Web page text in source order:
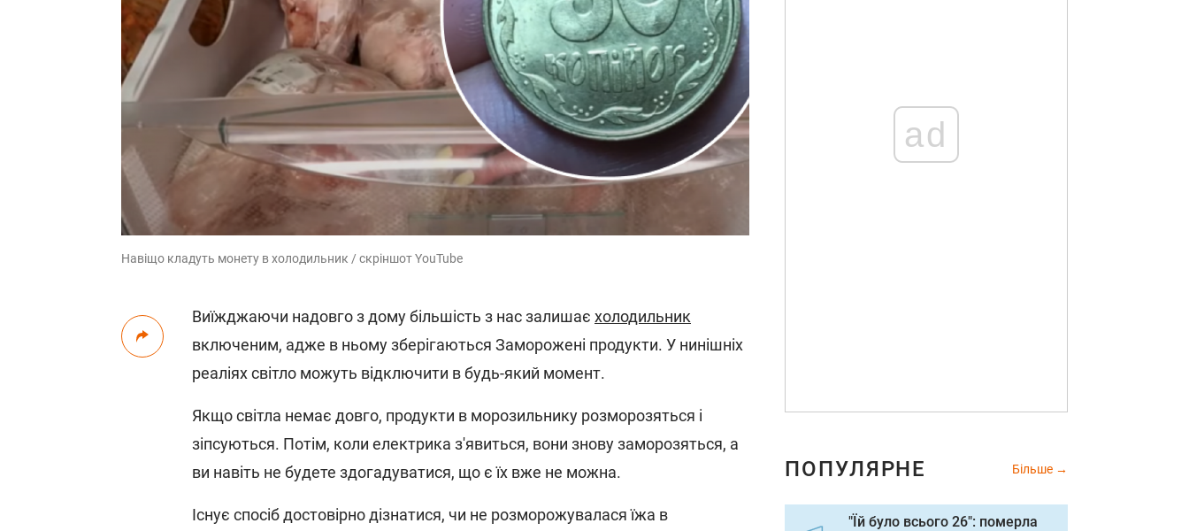
Навіщо кладуть монету в холодильник / скріншот YouTube
Виїжджаючи надовго з дому більшість з нас залишає холодильник
включеним, адже в ньому зберігаються Заморожені продукти. У нинішніх
реаліях світло можуть відключити в будь-який момент.
Якщо світла немає довго, продукти в морозильнику розморозяться і
зіпсуються. Потім, коли електрика з'явиться, вони знову заморозяться, а
ви навіть не будете здогадуватися, що є їх вже не можна.
Існує спосіб достовірно дізнатися, чи не розморожувалася їжа в
ad
ПОПУЛЯРНЕ Більше
"Їй було всього 26": померла